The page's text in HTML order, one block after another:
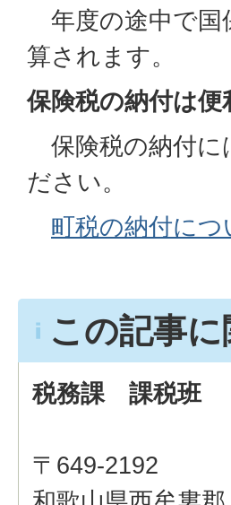
年度の途中で国
算されます。
保険税の納付は
保険税の納付に
ださい。
町税の納付につ
この記事
税務課 課税班
〒649-2192